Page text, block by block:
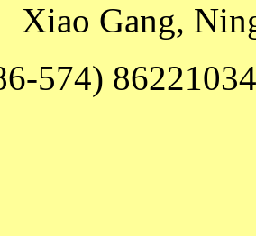
Xiao Gang,
574)